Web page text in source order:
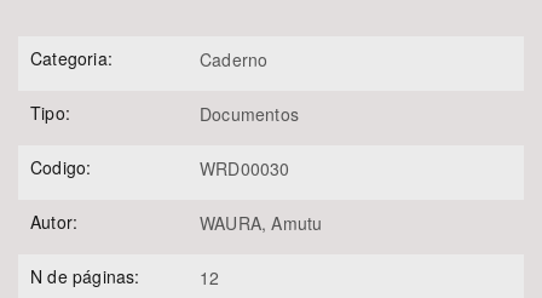
Categoria: Caderno
Tipo: Documentos
Codigo: WRD00030
Autor: WAURA, Amutu
N de páginas: 12